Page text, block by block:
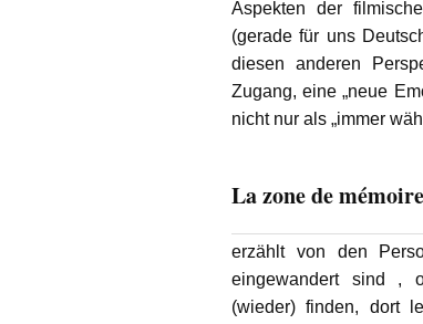
Aspekten der
(gerade für uns
diesen anderen
Zugang, eine „neue
nicht nur als „immer
La zone de mémoire
erzählt von den
eingewandert sind ,
(wieder) finden, dort